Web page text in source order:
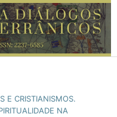
E CRISTIANISMOS.
NA